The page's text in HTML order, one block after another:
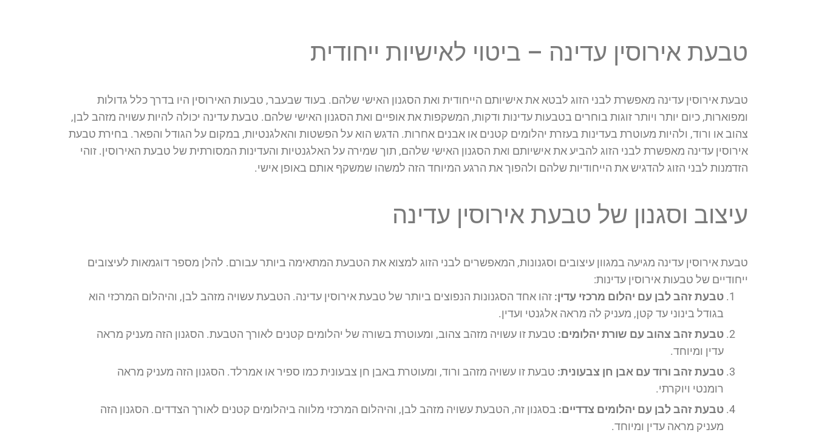
טבעת אירוסין עדינה – ביטוי לאישיות ייחודית
טבעת אירוסין עדינה מאפשרת לבני הזוג לבטא את אישיותם הייחודית ואת הסגנון האישי שלהם. בעוד שבעבר, טבעות האירוסין היו בדרך כלל גדולות
ומפוארות, כיום יותר ויותר זוגות בוחרים בטבעות עדינות ודקות, המשקפות את אופיים ואת הסגנון האישי שלהם. טבעת עדינה יכולה להיות עשויה מזהב לבן,
צהוב או ורוד, ולהיות מעוטרת בעדינות בעזרת יהלומים קטנים או אבנים אחרות. הדגש הוא על הפשטות והאלגנטיות, במקום על הגודל והפאר. בחירת טבעת
אירוסין עדינה מאפשרת לבני הזוג להביע את אישיותם ואת הסגנון האישי שלהם, תוך שמירה על האלגנטיות והעדינות המסורתית של טבעת האירוסין. זוהי
הזדמנות לבני הזוג להדגיש את הייחודיות שלהם ולהפוך את הרגע המיוחד הזה למשהו שמשקף אותם באופן אישי.
עיצוב וסגנון של טבעת אירוסין עדינה
טבעת אירוסין עדינה מגיעה במגוון עיצובים וסגנונות, המאפשרים לבני הזוג למצוא את הטבעת המתאימה ביותר עבורם. להלן מספר דוגמאות לעיצובים
ייחודיים של טבעות אירוסין עדינות:
טבעת זהב לבן עם יהלום מרכזי עדין: זהו אחד הסגנונות הנפוצים ביותר של טבעת אירוסין עדינה. הטבעת עשויה מזהב לבן, והיהלום המרכזי הוא
בגודל בינוני עד קטן, מעניק לה מראה אלגנטי ועדין.
טבעת זהב צהוב עם שורת יהלומים: טבעת זו עשויה מזהב צהוב, ומעוטרת בשורה של יהלומים קטנים לאורך הטבעת. הסגנון הזה מעניק מראה
עדין ומיוחד.
טבעת זהב ורוד עם אבן חן צבעונית: טבעת זו עשויה מזהב ורוד, ומעוטרת באבן חן צבעונית כמו ספיר או אמרלד. הסגנון הזה מעניק מראה
רומנטי ויוקרתי.
טבעת זהב לבן עם יהלומים צדדיים: בסגנון זה, הטבעת עשויה מזהב לבן, והיהלום המרכזי מלווה ביהלומים קטנים לאורך הצדדים. הסגנון הזה
מעניק מראה עדין ומיוחד.